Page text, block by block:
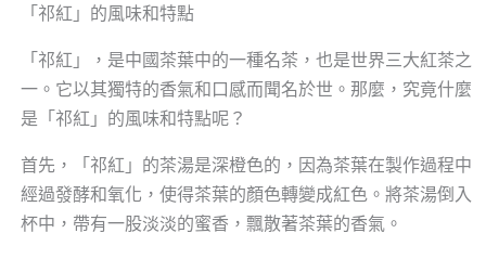
「祁紅」的風味和特點
「祁紅」，是中國茶葉中的一種名茶，也是世界三大紅茶之
一。它以其獨特的香氣和口感而聞名於世。那麼，究竟什麼
是「祁紅」的風味和特點呢？
首先，「祁紅」的茶湯是深橙色的，因為茶葉在製作過程中
經過發酵和氧化，使得茶葉的顏色轉變成紅色。將茶湯倒入
杯中，帶有一股淡淡的蜜香，飄散著茶葉的香氣。